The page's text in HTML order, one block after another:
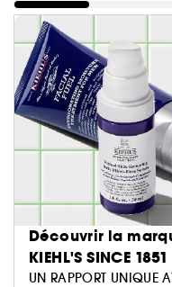
Découvrir la
KIEHL'S SINCE 1851
UN RAPPORT UNIQUE